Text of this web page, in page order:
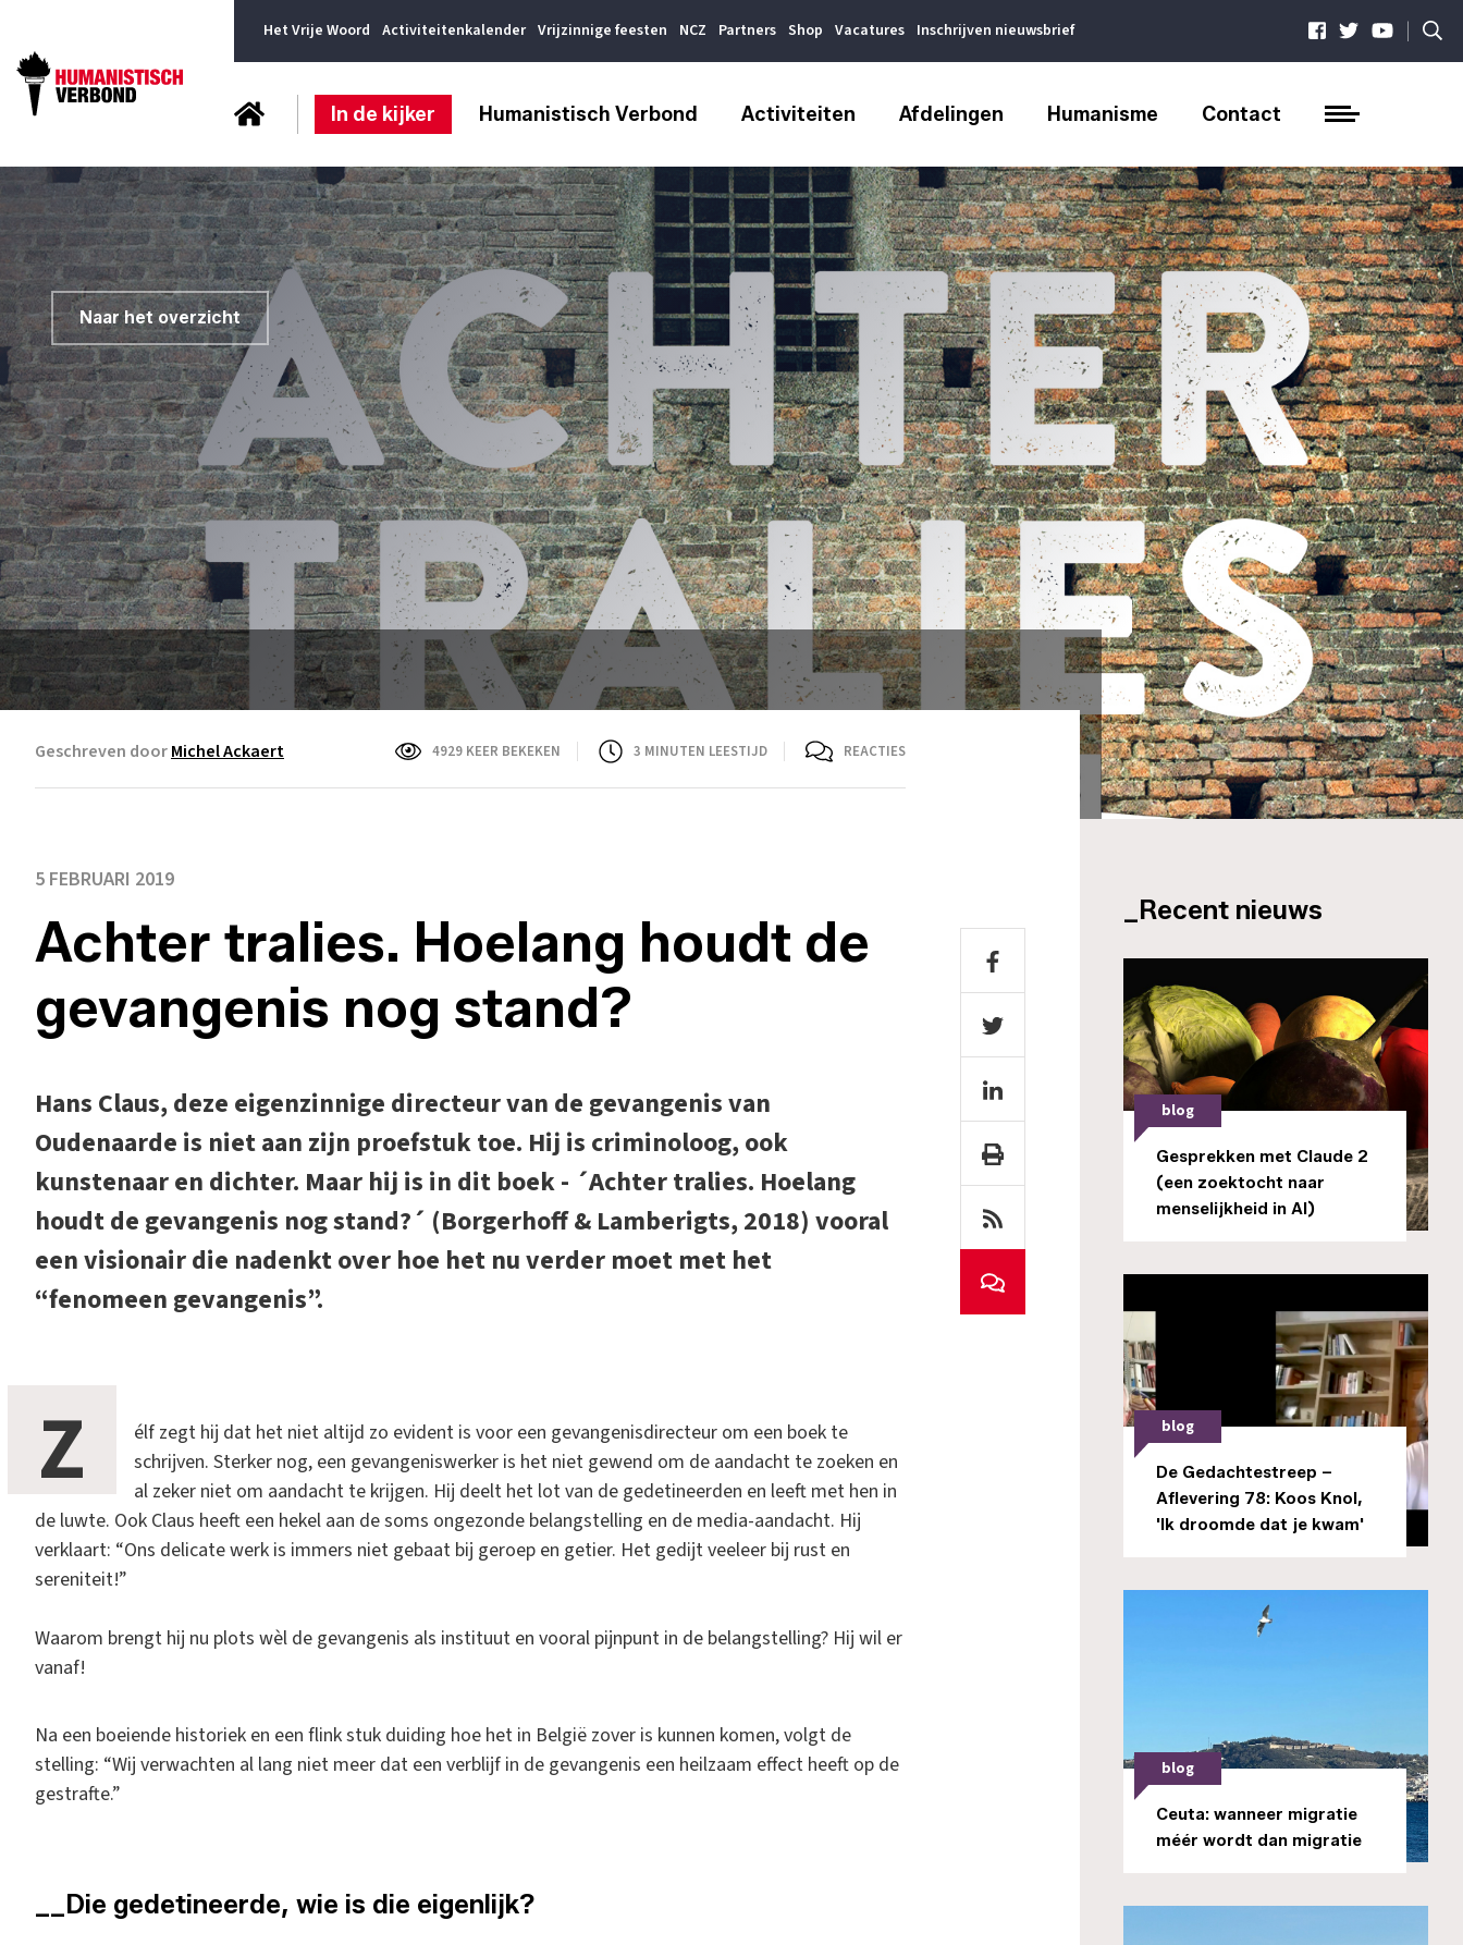
Het Vrije Woord Activiteitenkalender Vrijzinnige feesten NCZ Partners Shop Vacatures Inschrijven nieuwsbrief |
In de kijker Humanistisch Verbond Activiteiten Afdelingen Humanisme Contact
Naar het overzicht
Geschreven doorMichel Ackaert 4929 KEER BEKEKEN 3 MINUTEN LEESTIJD REACTIES
5 FEBRUARI 2019
Achter tralies. Hoelang houdt de
gevangenis nog stand?
Hans Claus, deze eigenzinnige directeur van de gevangenis van
Oudenaarde is niet aan zijn proefstuk toe. Hij is criminoloog, ook
kunstenaar en dichter. Maar hij is in dit boek - ´Achter tralies. Hoelang
houdt de gevangenis nog stand?´ (Borgerhoff & Lamberigts, 2018) vooral
een visionair die nadenkt over hoe het nu verder moet met het
“fenomeen gevangenis”.
Z
élf zegt hij dat het niet altijd zo evident is voor een gevangenisdirecteur om een boek te
schrijven. Sterker nog, een gevangeniswerker is het niet gewend om de aandacht te zoeken en
al zeker niet om aandacht te krijgen. Hij deelt het lot van de gedetineerden en leeft met hen in
de luwte. Ook Claus heeft een hekel aan de soms ongezonde belangstelling en de media-aandacht. Hij
verklaart: “Ons delicate werk is immers niet gebaat bij geroep en getier. Het gedijt veeleer bij rust en
sereniteit!”
Waarom brengt hij nu plots wèl de gevangenis als instituut en vooral pijnpunt in de belangstelling? Hij wil er
vanaf!
Na een boeiende historiek en een flink stuk duiding hoe het in België zover is kunnen komen, volgt de
stelling: “Wij verwachten al lang niet meer dat een verblijf in de gevangenis een heilzaam effect heeft op de
gestrafte.”
__Die gedetineerde, wie is die eigenlijk?
_Recent nieuws
blog
Gesprekken met Claude 2
(een zoektocht naar
menselijkheid in AI)
blog
De Gedachtestreep –
Aflevering 78: Koos Knol,
'Ik droomde dat je kwam'
blog
Ceuta: wanneer migratie
méér wordt dan migratie